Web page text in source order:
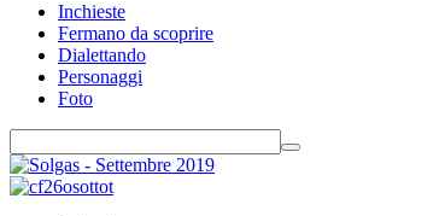
Inchieste
Fermano da scoprire
Dialettando
Personaggi
Foto